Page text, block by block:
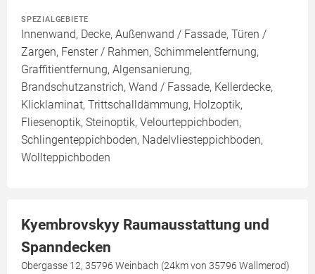
SPEZIALGEBIETE
Innenwand, Decke, Außenwand / Fassade, Türen /
Zargen, Fenster / Rahmen, Schimmelentfernung,
Graffitientfernung, Algensanierung,
Brandschutzanstrich, Wand / Fassade, Kellerdecke,
Klicklaminat, Trittschalldämmung, Holzoptik,
Fliesenoptik, Steinoptik, Velourteppichboden,
Schlingenteppichboden, Nadelvliesteppichboden,
Wollteppichboden
Kyembrovskyy Raumausstattung und
Spanndecken
Obergasse 12, 35796 Weinbach (24km von 35796 Wallmerod)